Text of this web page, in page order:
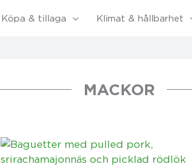
Köpa & tillaga Klimat & hållbarhet
MACKOR